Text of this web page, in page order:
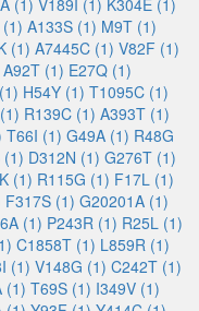
(1) V189I (1) K304E (1)
A133S (1) M9T (1)
(1) A7445C (1) V82F (1)
A92T (1) E27Q (1)
H54Y (1) T1095C (1)
R139C (1) A393T (1)
T66I (1) G49A (1) R48G
(1) D312N (1) G276T (1)
(1) R115G (1) F17L (1)
F317S (1) G20201A (1)
(1) P243R (1) R25L (1)
C1858T (1) L859R (1)
(1) V148G (1) C242T (1)
(1) T69S (1) I349V (1)